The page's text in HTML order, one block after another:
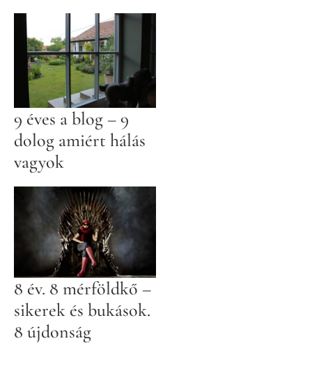
9 éves a blog – 9
dolog amiért hálás
vagyok
8 év. 8 mérföldkő –
sikerek és bukások.
8 újdonság